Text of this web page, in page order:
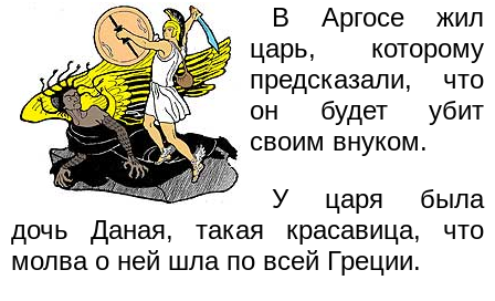
В Аргосе жил
царь, которому
предсказали, что
он будет убит
своим внуком.
У царя была
дочь Даная, такая красавица, что
молва о ней шла по всей Греции.